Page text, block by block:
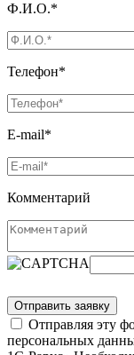
Ф.И.О.*
Телефон*
E-mail*
Комментарий
Отправляя эту
персональных